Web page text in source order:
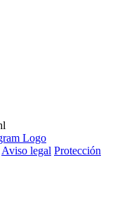
Aviso legal Protección